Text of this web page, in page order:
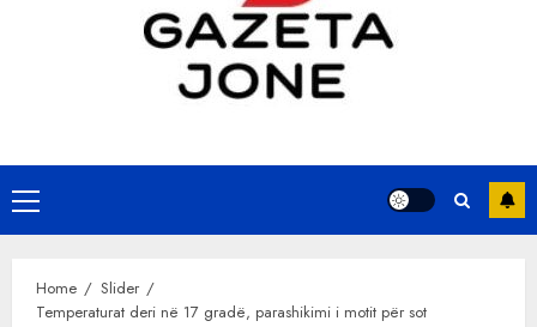
Primary
Menu
Home
Slider
Temperaturat deri në 17 gradë, parashikimi i motit për sot